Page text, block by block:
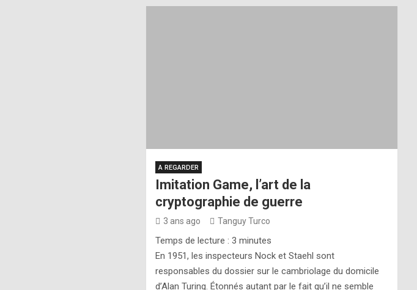
A REGARDER
Imitation Game, l’art de la
cryptographie de guerre
3 ans ago Tanguy Turco
Temps de lecture :3 minutes
En 1951, les inspecteurs Nock et Staehl sont
responsables du dossier sur le cambriolage du domicile
d’Alan Turing. Étonnés autant par le fait qu’il ne semble